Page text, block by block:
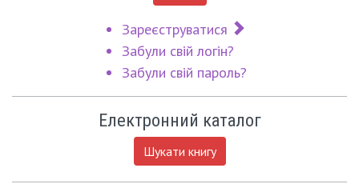
Зареєструватися
Забули свій логін?
Забули свій пароль?
Електронний каталог
Шукати книгу